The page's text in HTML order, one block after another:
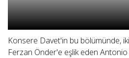
Konsere Davet'in bu bölümünde,
Ferzan Önder'e eşlik eden